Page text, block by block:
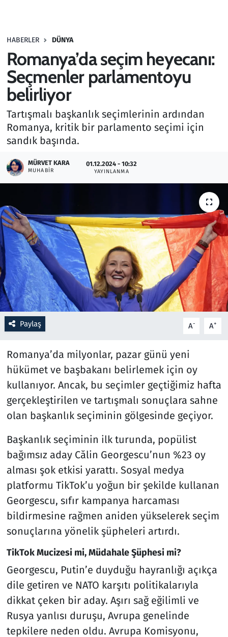
HABERLER DÜNYA
Romanya’da seçim heyecanı:
Seçmenler parlamentoyu
belirliyor
Tartışmalı başkanlık seçimlerinin ardından
Romanya, kritik bir parlamento seçimi için
sandık başında.
MÜRVET KARA
MUHABIR
01.12.2024 - 10:32
YAYINLANMA
Paylaş A- A+
Romanya’da milyonlar, pazar günü yeni
hükümet ve başbakanı belirlemek için oy
kullanıyor. Ancak, bu seçimler geçtiğimiz hafta
gerçekleştirilen ve tartışmalı sonuçlara sahne
olan başkanlık seçiminin gölgesinde geçiyor.
Başkanlık seçiminin ilk turunda, popülist
bağımsız aday Călin Georgescu’nun %23 oy
alması şok etkisi yarattı. Sosyal medya
platformu TikTok’u yoğun bir şekilde kullanan
Georgescu, sıfır kampanya harcaması
bildirmesine rağmen aniden yükselerek seçim
sonuçlarına yönelik şüpheleri artırdı.
TikTok Mucizesi mi, Müdahale Şüphesi mi?
Georgescu, Putin’e duyduğu hayranlığı açıkça
dile getiren ve NATO karşıtı politikalarıyla
dikkat çeken bir aday. Aşırı sağ eğilimli ve
Rusya yanlısı duruşu, Avrupa genelinde
tepkilere neden oldu. Avrupa Komisyonu,
Haber
Kültür Sanat
Kurumsal Haberler
Lezzet Durağı
Memur ve Kamu
Otomobil
Ramazan
Resmi İlanlar
Rüya Tabirleri
Sağlık
Savunma Sanayi
Seçim 2023
Spor
Teknoloji ve Bilim
Televizyon